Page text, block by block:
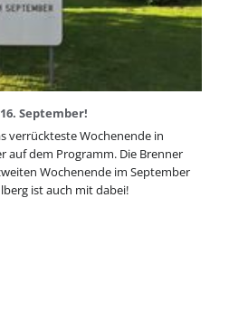
September!
verrückteste Wochenende in
auf dem Programm. Die Brenner
Wochenende im September
ist auch mit dabei!